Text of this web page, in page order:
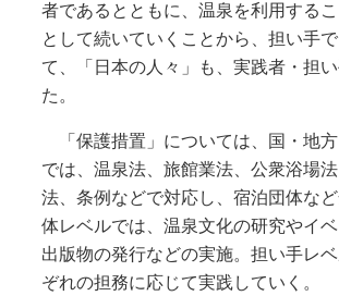
者であるとともに、温泉を利用する
として続いていくことから、担い手
て、「日本の人々」も、実践者・担
た。
「保護措置」については、国・地
では、温泉法、旅館業法、公衆浴場
法、条例などで対応し、宿泊団体な
体レベルでは、温泉文化の研究やイベ
出版物の発行などの実施。担い手レ
ぞれの担務に応じて実践していく。